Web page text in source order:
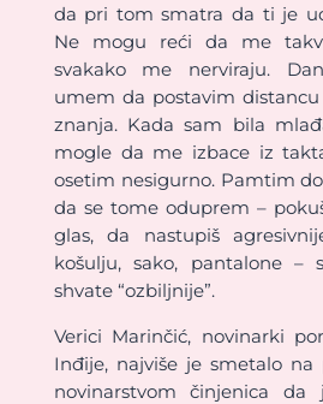
da pri tom smatra da ti je
Ne mogu reći da me
svakako me nerviraju.
umem da postavim
znanja. Kada sam bila
mogle da me izbace iz
osetim nesigurno. Pamtim
da se tome oduprem –
glas, da nastupiš
košulju, sako, pantalone
shvate “ozbiljnije”.
Verici Marinčić, novinarki
Inđije, najviše je smetalo na
novinarstvom činjenica da